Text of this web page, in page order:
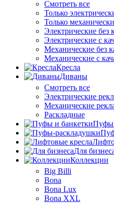
Смотреть все
Только
Только
Электрические без
Электрические с
Механические без
Механические с
Кресла
Диваны
Смотреть все
Электрические
Механические
Раскладные
Пуфы
Для
Коллекции
Big Billi
Bona
Bona Lux
Bona XXL